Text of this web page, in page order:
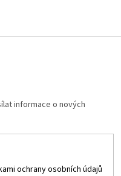
informace o nových
ochrany osobních údajů